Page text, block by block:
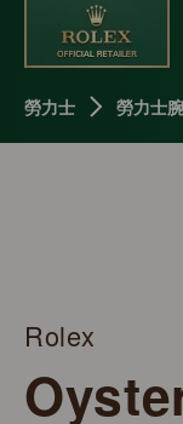
勞力士 勞力士
Rolex